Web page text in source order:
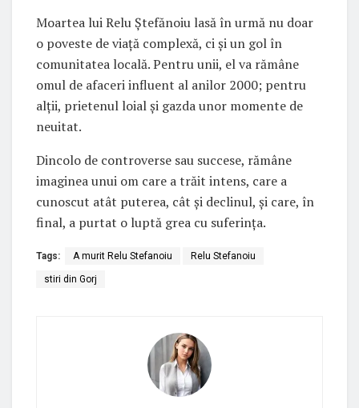
Moartea lui Relu Ștefănoiu lasă în urmă nu doar
o poveste de viață complexă, ci și un gol în
comunitatea locală. Pentru unii, el va rămâne
omul de afaceri influent al anilor 2000; pentru
alții, prietenul loial și gazda unor momente de
neuitat.
Dincolo de controverse sau succese, rămâne
imaginea unui om care a trăit intens, care a
cunoscut atât puterea, cât și declinul, și care, în
final, a purtat o luptă grea cu suferința.
Tags: A murit Relu Stefanoiu Relu Stefanoiu
stiri din Gorj